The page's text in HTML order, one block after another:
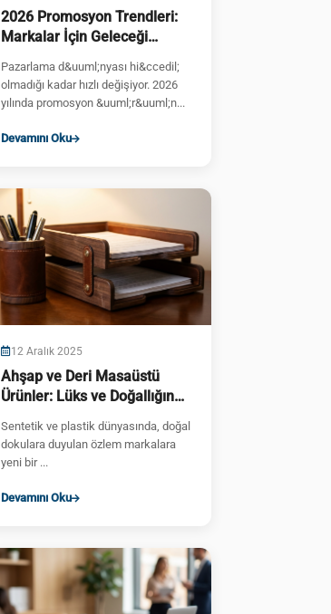
2026 Promosyon Trendleri:
Markalar İçin Geleceği
Pazarlama d&uuml;nyası hi&ccedil;
olmadığı kadar hızlı değişiyor. 2026
yılında promosyon &uuml;r&uuml;n...
Devamını Oku
12 Aralık 2025
Ahşap ve Deri Masaüstü
Ürünler: Lüks ve Doğallığın
Sentetik ve plastik dünyasında, doğal
dokulara duyulan özlem markalara
yeni bir ...
Devamını Oku